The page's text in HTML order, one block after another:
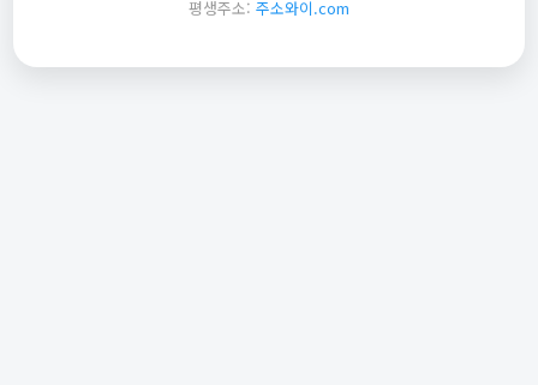
평생주소: 주소와이.com